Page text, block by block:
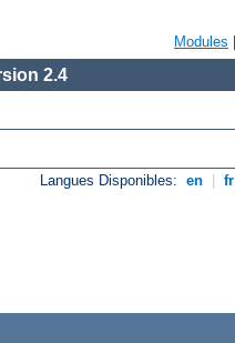
Modules
2.4
Langues Disponibles: en fr